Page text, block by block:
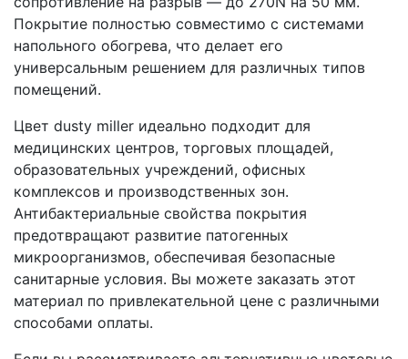
Покрытие полностью совместимо с системами
напольного обогрева, что делает его
универсальным решением для различных типов
помещений.
Цвет dusty miller идеально подходит для
медицинских центров, торговых площадей,
образовательных учреждений, офисных
комплексов и производственных зон.
Антибактериальные свойства покрытия
предотвращают развитие патогенных
микроорганизмов, обеспечивая безопасные
санитарные условия. Вы можете заказать этот
материал по привлекательной цене с различными
способами оплаты.